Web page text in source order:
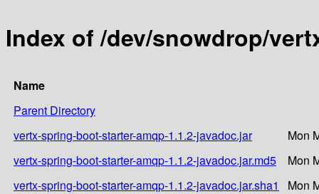
Index of /dev/snowdrop/
Name
Parent Directory
vertx-spring-boot-starter-amqp-1.1.2-javadoc.jar
Mon
vertx-spring-boot-starter-amqp-1.1.2-javadoc.jar.md5
Mon
vertx-spring-boot-starter-amqp-1.1.2-javadoc.jar.sha1
Mon